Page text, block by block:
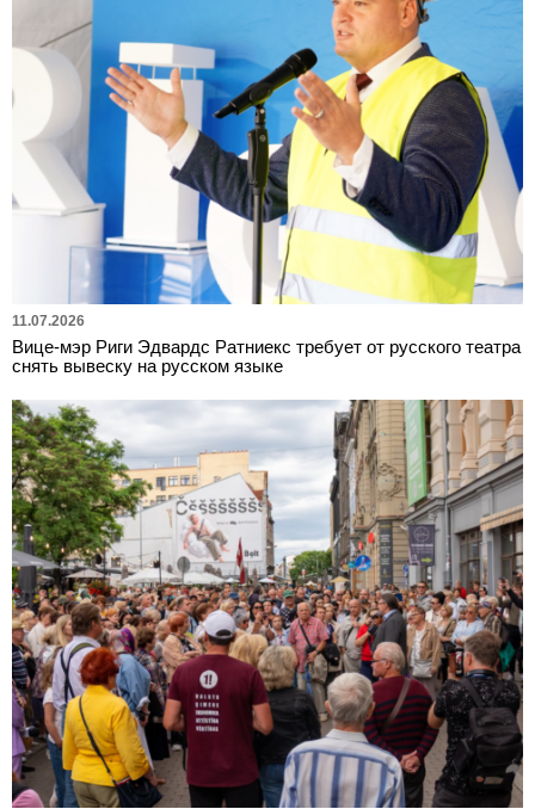
11.07.2026
Вице-мэр Риги Эдвардс Ратниекс требует от русского театра
снять вывеску на русском языке